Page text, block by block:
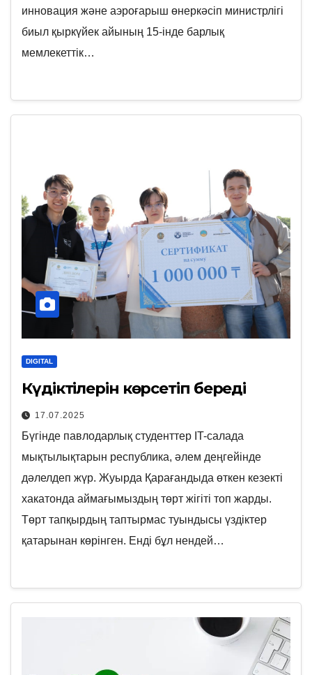
инновация және аэроғарыш өнеркәсіп министрлігі
биыл қыркүйек айының 15-інде барлық
мемлекеттік…
DIGITAL
Күдіктілерін көрсетіп береді
17.07.2025
Бүгінде павлодарлық студенттер IT-салада
мықтылықтарын республика, әлем деңгейінде
дәлелдеп жүр. Жуырда Қарағандыда өткен кезекті
хакатонда аймағымыздың төрт жігіті топ жарды.
Төрт тапқырдың таптырмас туындысы үздіктер
қатарынан көрінген. Енді бұл нендей…